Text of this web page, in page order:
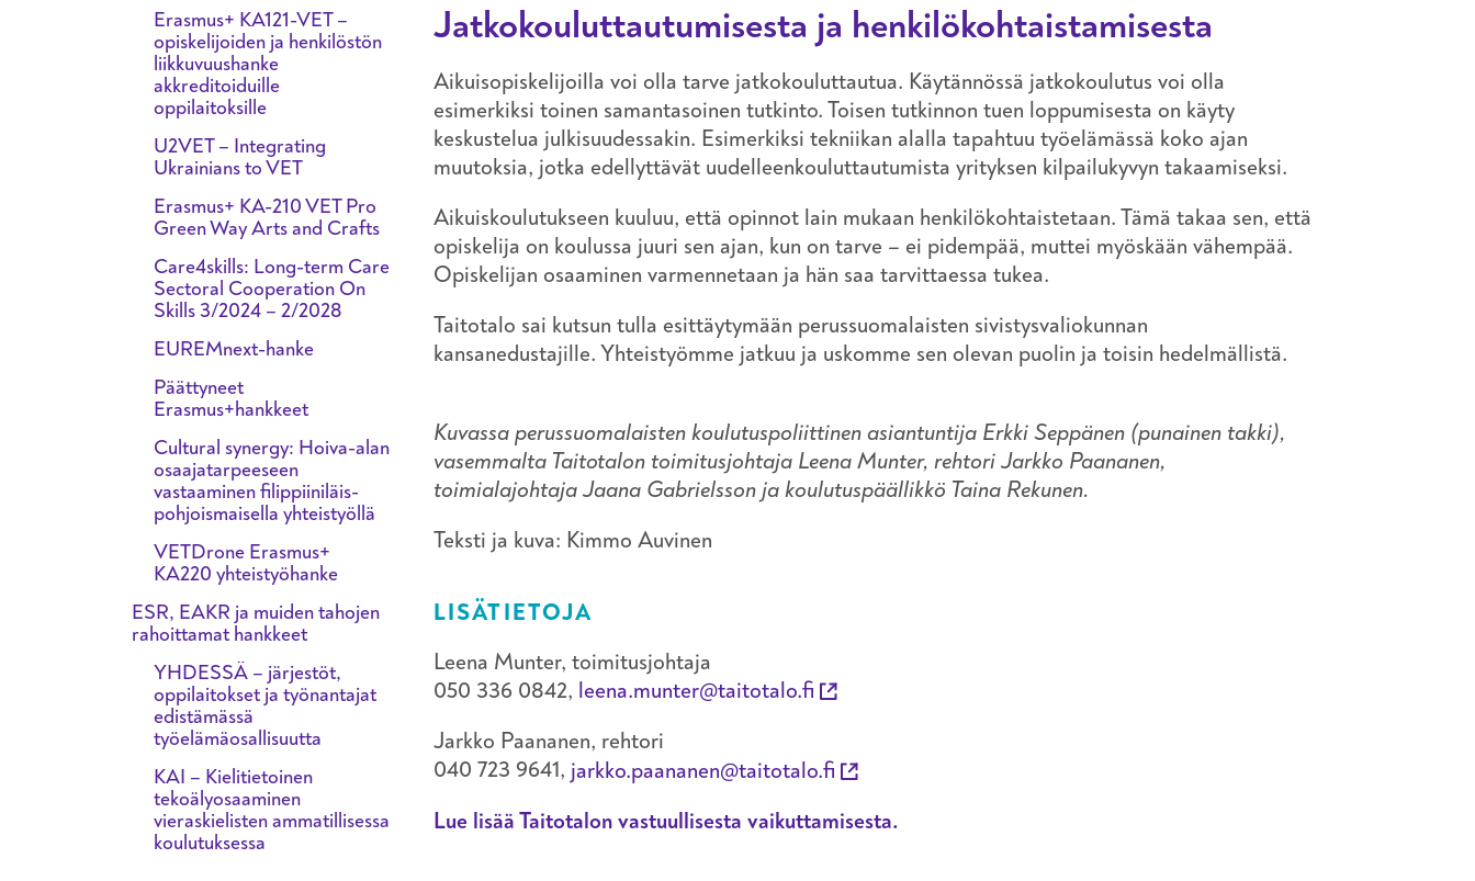
Jatkokouluttautumisesta ja henkilökohtaistamisesta
Aikuisopiskelijoilla voi olla tarve jatkokouluttautua. Käytännössä jatkokoulutus voi olla
esimerkiksi toinen samantasoinen tutkinto. Toisen tutkinnon tuen loppumisesta on käyty
keskustelua julkisuudessakin. Esimerkiksi tekniikan alalla tapahtuu työelämässä koko ajan
muutoksia, jotka edellyttävät uudelleenkouluttautumista yrityksen kilpailukyvyn takaamiseksi.
Aikuiskoulutukseen kuuluu, että opinnot lain mukaan henkilökohtaistetaan. Tämä takaa sen, että
opiskelija on koulussa juuri sen ajan, kun on tarve – ei pidempää, muttei myöskään vähempää.
Opiskelijan osaaminen varmennetaan ja hän saa tarvittaessa tukea.
Taitotalo sai kutsun tulla esittäytymään perussuomalaisten sivistysvaliokunnan
kansanedustajille. Yhteistyömme jatkuu ja uskomme sen olevan puolin ja toisin hedelmällistä.
Kuvassa perussuomalaisten koulutuspoliittinen asiantuntija Erkki Seppänen (punainen takki),
vasemmalta Taitotalon toimitusjohtaja Leena Munter, rehtori Jarkko Paananen,
toimialajohtaja Jaana Gabrielsson ja koulutuspäällikkö Taina Rekunen.
Teksti ja kuva: Kimmo Auvinen
LISÄTIETOJA
Leena Munter, toimitusjohtaja
050 336 0842, leena.munter@taitotalo.fi
Jarkko Paananen, rehtori
040 723 9641, jarkko.paananen@taitotalo.fi
Lue lisää Taitotalon vastuullisesta vaikuttamisesta.
Erasmus+ KA121-VET –
opiskelijoiden ja henkilöstön
liikkuvuushanke
akkreditoiduille
oppilaitoksille
U2VET – Integrating
Ukrainians to VET
Erasmus+ KA-210 VET Pro
Green Way Arts and Crafts
Care4skills: Long-term Care
Sectoral Cooperation On
Skills 3/2024 – 2/2028
EUREMnext-hanke
Päättyneet
Erasmus+hankkeet
Cultural synergy: Hoiva-alan
osaajatarpeeseen
vastaaminen filippiiniläis-
pohjoismaisella yhteistyöllä
VETDrone Erasmus+
KA220 yhteistyöhanke
ESR, EAKR ja muiden tahojen
rahoittamat hankkeet
YHDESSÄ – järjestöt,
oppilaitokset ja työnantajat
edistämässä
työelämäosallisuutta
KAI – Kielitietoinen
tekoälyosaaminen
vieraskielisten ammatillisessa
koulutuksessa